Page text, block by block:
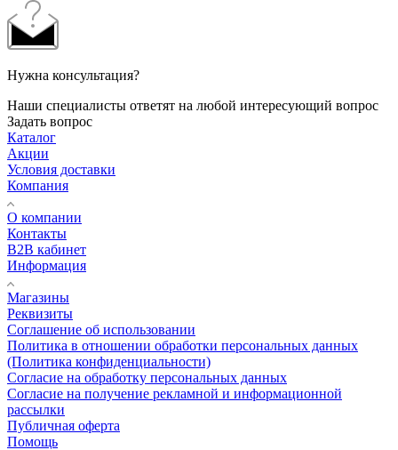
Нужна консультация?
Наши специалисты ответят на любой интересующий вопрос
Задать вопрос
Каталог
Акции
Условия доставки
Компания
О компании
Контакты
B2B кабинет
Информация
Магазины
Реквизиты
Соглашение об использовании
Политика в отношении обработки персональных данных
(Политика конфиденциальности)
Согласие на обработку персональных данных
Согласие на получение рекламной и информационной
рассылки
Публичная оферта
Помощь